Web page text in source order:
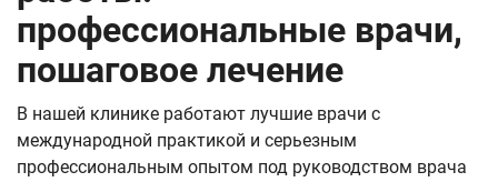
профессиональные врачи,
пошаговое лечение
В нашей клинике работают лучшие врачи с
международной практикой и серьезным
профессиональным опытом под руководством врача